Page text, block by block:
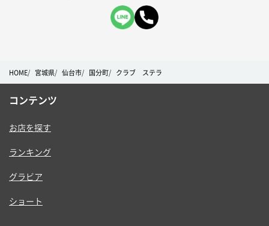
HOME 宮城県 仙台市 国分町 クラブ ステラ
コンテンツ
お店を探す
ランキング
グラビア
ショート